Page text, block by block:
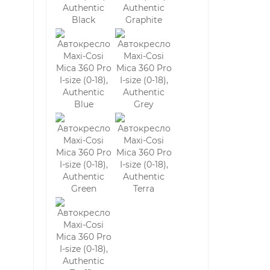
Бампер минимизирует обратный отскок
Угол наклона максимальный
для сна и бодрствования.
спиной вперед максимально долго.
При выборе мы обращаем внимание на
уклон, некоторые базовые
— голова малыша будет
углом наклона чаши.
от 0 до 6 месяцев он должен иметь жесткие
Дешевые поролоновые подушечки